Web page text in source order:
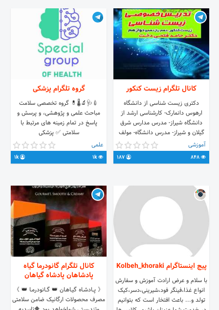
کانال تلگرام زیست کنکور
دکتری زیست شناسی از دانشگاه
ارهوس دانمارک- کارشناسی ارشد از
دانشگاه شیراز- مدرس مدارس شرق
گیلان و شیراز- مدرس دانشگاه- مولف
کتاب تغذیه گیاه
آموزشی
گروه تلگرام پزشکی
💉🩺🔬🌡💊 گروه تخصصی سلامت
مباحث علمی و پژوهشی، و پرسش و
پاسخ در تمام زمینه های مرتبط با
سلامتی ✅ پزشکی
(عمومی،داخلی،جراحی،فیزیک پزشکی
،تصویر برادری پزشکی) ✅ علوم
آزمایشگاهی ✅ روان شناسی و روان
✅گوش و حلق بینی ✅ اورولوژیست
✅کاردیولوژیست ✅ دندانپزشکی ✅زنان
و زایمان @Specialgroupofhealth
علمی
1k
1k
پیج اینستاگرام Kolbeh_khoraki
با سلام و عرض ارادت آموزش و سفارش
انواع غذا،فینگر فود،شیرینی،دسر،کیک
تولد و... باعث افتخار است که بتوانیم
کانال تلگرام گانودرما گیاه
پادشاهان پادشاه گیاهان
《 پـــادشــاه گیــاهـان 👑 گـــانودرمــا‌‌ 👑 》
مصرف محصولات ارگانیک ضامن سلامتی